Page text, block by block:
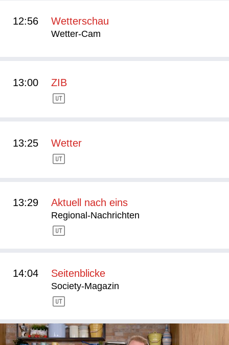
12:56 Wetterschau
Wetter-Cam
13:00 ZIB
13:25 Wetter
13:29 Aktuell nach eins
Regional-Nachrichten
14:04 Seitenblicke
Society-Magazin